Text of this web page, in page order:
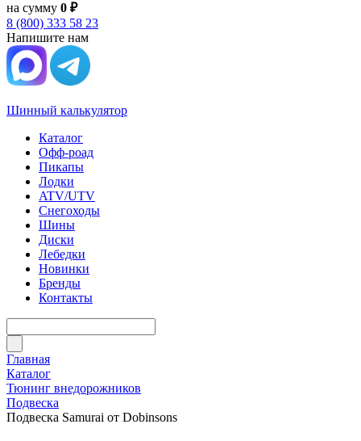
на сумму 0 ₽
8 (800) 333 58 23
Напишите нам
Шинный калькулятор
Каталог
Офф-роад
Пикапы
Лодки
ATV/UTV
Снегоходы
Шины
Диски
Лебедки
Новинки
Бренды
Контакты
Главная
Каталог
Тюнинг внедорожников
Подвеска
Подвеска Samurai от Dobinsons